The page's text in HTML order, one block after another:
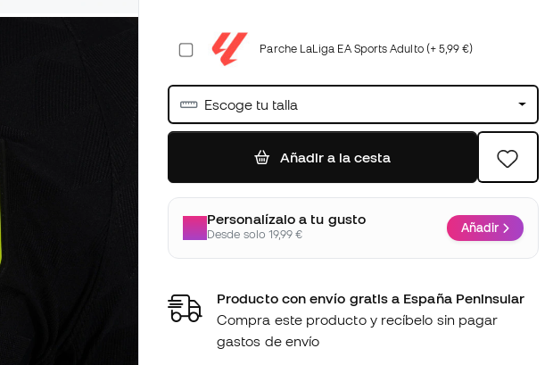
Parche LaLiga EA Sports Adulto (+ 5,99 €)
Escoge tu talla
Añadir a la cesta
Personalízalo a tu gusto
Desde solo 19,99 € Añadir
Producto con envío gratis a España Peninsular
Compra este producto y recíbelo sin pagar
gastos de envío